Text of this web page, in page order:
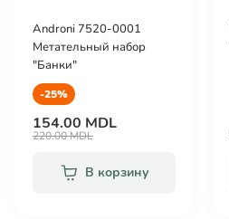
Androni 7520-0001
Метательный набор
"Банки"
-25%
154.00 MDL
220.00 MDL
В корзину